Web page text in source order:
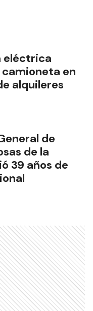
eléctrica
en
alquileres
de
de la
39 años de